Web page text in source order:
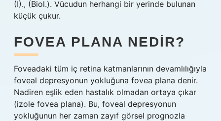
(I)., (Biol.). Vücudun herhangi bir yerinde bulunan
küçük çukur.
FOVEA PLANA NEDIR?
Foveadaki tüm iç retina katmanlarının devamlılığıyla
foveal depresyonun yokluğuna fovea plana denir.
Nadiren eşlik eden hastalık olmadan ortaya çıkar
(izole fovea plana). Bu, foveal depresyonun
yokluğunun her zaman zayıf görsel prognozla